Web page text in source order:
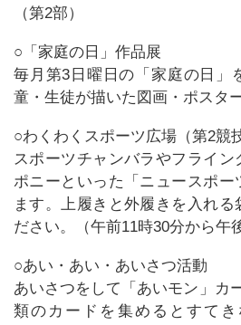
（第2部）
○「家庭の日」作品展
毎月第3日曜日の「家庭の日」
童・生徒が描いた図画・ポスタ
○わくわくスポーツ広場（第2競
スポーツチャンバラやフライン
ポニーといった「ニュースポー
ます。上履きと外履きを入れる
ださい。（午前11時30分から午
○あい・あい・あいさつ活動
あいさつをして「あいモン」カ
類のカードを集めるとすて